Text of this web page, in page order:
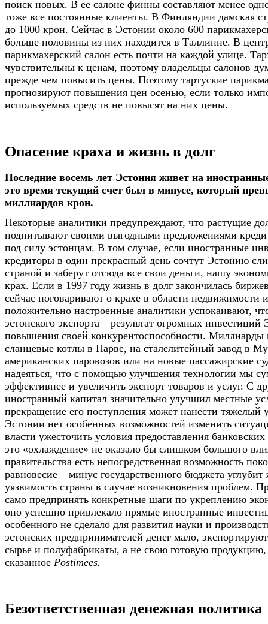
поиск новых. В ее салоне финны составляют менее
тоже все постоянные клиенты. В Финляндии дамская
до 1000 крон. Сейчас в Эстонии около 600
больше половины из них находится в Таллинне. В
парикмахерский салон есть почти на каждой улице.
чувствительны к ценам, поэтому владельцы салонов
прежде чем повысить цены. Поэтому тартуские
прогнозируют повышения цен осенью, если только
используемых средств не повысят на них цены.
Опасение краха и жизнь в долг
Последние восемь лет Эстония живет на
это время текущий счет был в минусе, который
миллиардов крон.
Некоторые аналитики предупреждают, что растущие
подпитывают своими выгодными предложениями
под силу эстонцам. В том случае, если иностранные
кредиторы в один прекрасный день сочтут Эстонию
страной и заберут отсюда все свои деньги, нашу
крах. Если в 1997 году жизнь в долг закончилась
сейчас поговаривают о крахе в области недвижимости
положительно настроенные аналитики успокаивают,
эстонского экспорта – результат огромных инвестиций
повышения своей конкурентоспособности. Миллиарды
сланцевые котлы в Нарве, на сталелитейный завод в
американских паровозов или на новые пассажирские
надеяться, что с помощью улучшения технологии мы
эффективнее и увеличить экспорт товаров и услуг. С
иностранный капитал значительно улучшил местные
прекращение его поступления может нанести тяжелый
Эстонии нет особенных возможностей изменить
власти ужесточить условия предоставления
это «охлаждение» не оказало бы слишком большого
правительства есть непосредственная возможность
равновесие – минус государственного бюджета
уязвимость страны в случае возникновения проблем.
само предпринять конкретные шаги по укреплению
оно успешно привлекало прямые иностранные
особенного не сделало для развития науки и
эстонских предпринимателей денег мало,
сырье и полуфабрикаты, а не свою готовую
сказанное Postimees.
Безответственная денежная политика